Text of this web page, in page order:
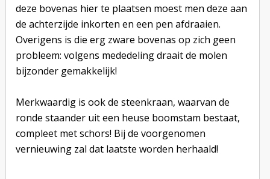
deze bovenas hier te plaatsen moest men deze aan
de achterzijde inkorten en een pen afdraaien.
Overigens is die erg zware bovenas op zich geen
probleem: volgens mededeling draait de molen
bijzonder gemakkelijk!
Merkwaardig is ook de steenkraan, waarvan de
ronde staander uit een heuse boomstam bestaat,
compleet met schors! Bij de voorgenomen
vernieuwing zal dat laatste worden herhaald!